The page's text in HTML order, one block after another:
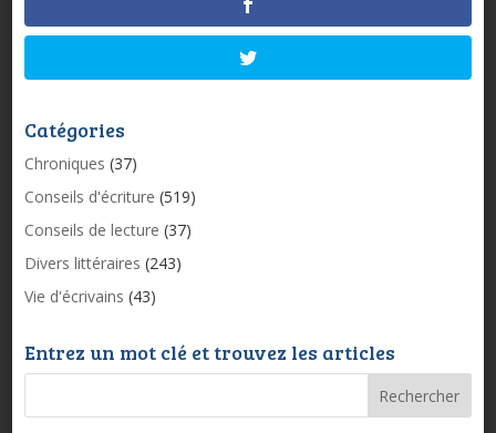
Catégories
Chroniques (37)
Conseils d'écriture (519)
Conseils de lecture (37)
Divers littéraires (243)
Vie d'écrivains (43)
Entrez un mot clé et trouvez les articles